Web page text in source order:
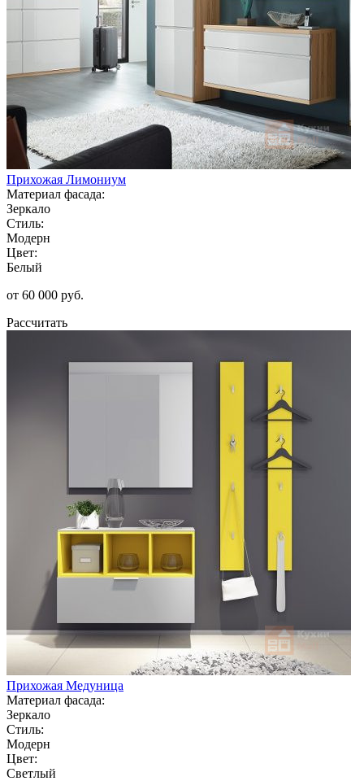
Прихожая Лимониум
Материал фасада:
Зеркало
Стиль:
Модерн
Цвет:
Белый
от 60 000 руб.
Рассчитать
Прихожая Медуница
Материал фасада:
Зеркало
Стиль:
Модерн
Цвет:
Светлый